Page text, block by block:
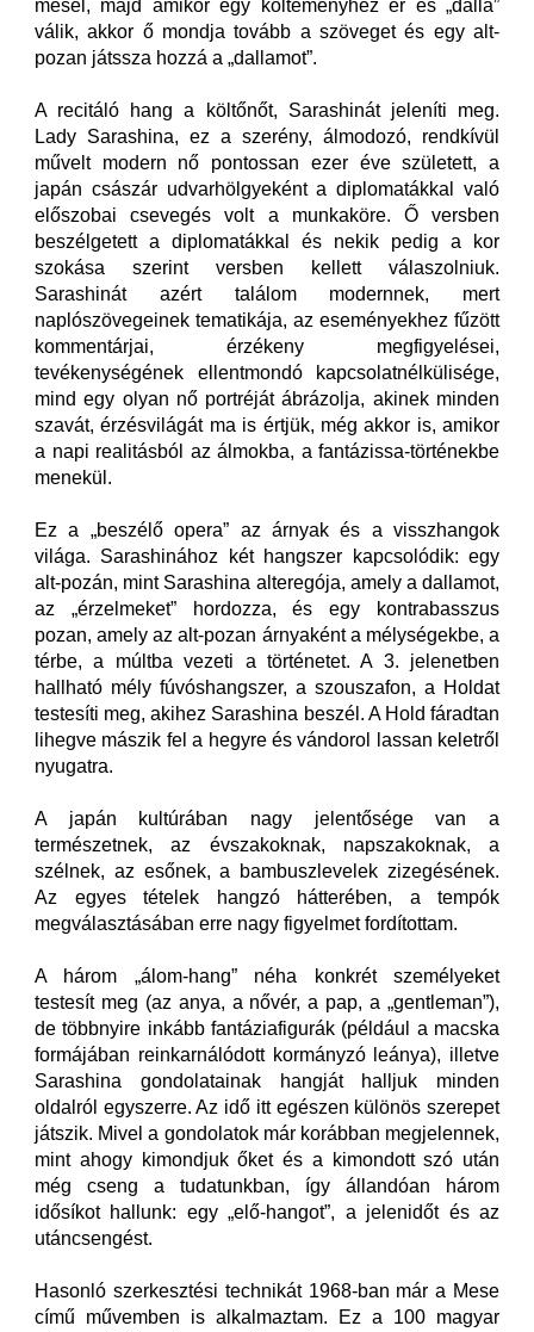
mesél, majd amikor egy költeményhez ér és „dallá”
válik, akkor ő mondja tovább a szöveget és egy alt-
pozan játssza hozzá a „dallamot”.
A recitáló hang a költőnőt, Sarashinát jeleníti meg.
Lady Sarashina, ez a szerény, álmodozó, rendkívül
művelt modern nő pontossan ezer éve született, a
japán császár udvarhölgyeként a diplomatákkal való
előszobai csevegés volt a munkaköre. Ő versben
beszélgetett a diplomatákkal és nekik pedig a kor
szokása szerint versben kellett válaszolniuk.
Sarashinát azért találom modernnek, mert
naplószövegeinek tematikája, az eseményekhez fűzött
kommentárjai, érzékeny megfigyelései,
tevékenységének ellentmondó kapcsolatnélkülisége,
mind egy olyan nő portréját ábrázolja, akinek minden
szavát, érzésvilágát ma is értjük, még akkor is, amikor
a napi realitásból az álmokba, a fantázissa-történekbe
menekül.
Ez a „beszélő opera” az árnyak és a visszhangok
világa. Sarashinához két hangszer kapcsolódik: egy
alt-pozán, mint Sarashina alteregója, amely a dallamot,
az „érzelmeket” hordozza, és egy kontrabasszus
pozan, amely az alt-pozan árnyaként a mélységekbe, a
térbe, a múltba vezeti a történetet. A 3. jelenetben
hallható mély fúvóshangszer, a szouszafon, a Holdat
testesíti meg, akihez Sarashina beszél. A Hold fáradtan
lihegve mászik fel a hegyre és vándorol lassan keletről
nyugatra.
A japán kultúrában nagy jelentősége van a
természetnek, az évszakoknak, napszakoknak, a
szélnek, az esőnek, a bambuszlevelek zizegésének.
Az egyes tételek hangzó hátterében, a tempók
megválasztásában erre nagy figyelmet fordítottam.
A három „álom-hang” néha konkrét személyeket
testesít meg (az anya, a nővér, a pap, a „gentleman”),
de többnyire inkább fantáziafigurák (például a macska
formájában reinkarnálódott kormányzó leánya), illetve
Sarashina gondolatainak hangját halljuk minden
oldalról egyszerre. Az idő itt egészen különös szerepet
játszik. Mivel a gondolatok már korábban megjelennek,
mint ahogy kimondjuk őket és a kimondott szó után
még cseng a tudatunkban, így állandóan három
idősíkot hallunk: egy „elő-hangot”, a jelenidőt és az
utáncsengést.
Hasonló szerkesztési technikát 1968-ban már a Mese
című művemben is alkalmaztam. Ez a 100 magyar